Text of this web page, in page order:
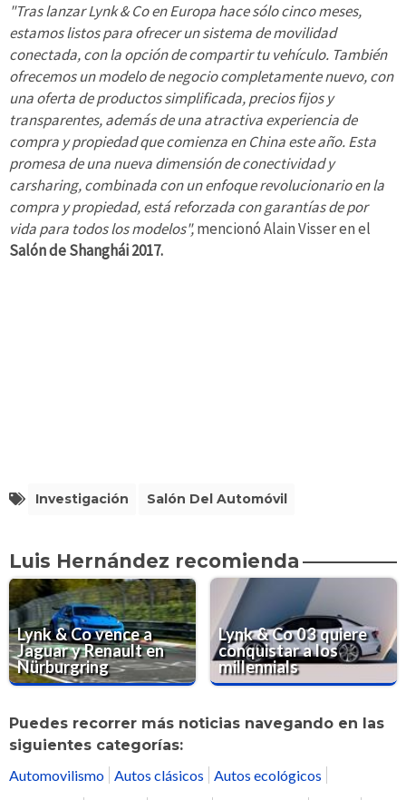
"Tras lanzar Lynk & Coen Europa hace sólo cinco meses,
estamos listos paraofrecer un sistema de movilidad
conectada, con la opción de compartir tu vehículo. También
ofrecemos un modelo de negocio completamente nuevo, con
una oferta de productos simplificada, precios fijos y
transparentes, además de una atractiva experiencia de
compra y propiedad que comienza en China este año. Esta
promesa de una nueva dimensión de conectividad y
carsharing, combinada con un enfoque revolucionario en la
compra y propiedad, está reforzada con garantías de por
vida para todos los modelos",mencionó Alain Visser en el
Salón de Shanghái 2017.
Investigación Salón Del Automóvil
Luis Hernández recomienda
Lynk & Co vence a
Jaguar y Renault en
Nürburgring
Lynk & Co 03 quiere
conquistar a los
millennials
Puedes recorrer más noticias navegando en las
siguientes categorías:
Automovilismo Autos clásicos
Autos ecológicos